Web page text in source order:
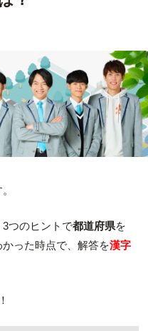
つのヒントで都道府県を
った時点で、解答を漢字